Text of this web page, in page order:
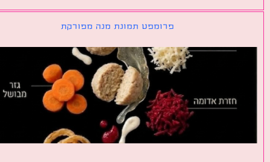
פרומפט תמונת מנה מפורקת